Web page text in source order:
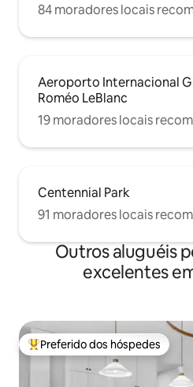
84 moradores locais
Aeroporto Internacional
Roméo LeBlanc
19 moradores locais
Centennial Park
91 moradores locais
Outros aluguéis
excelentes
Entre os melhores preferidos
Preferido dos hóspedes